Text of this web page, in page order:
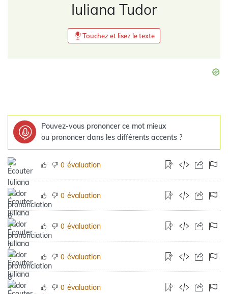
Iuliana Tudor
Touchez et lisez le texte
Pouvez-vous prononcer ce mot mieux
ou prononcer dans les différents accents ?
0 évaluation
0 évaluation
0 évaluation
0 évaluation
0 évaluation